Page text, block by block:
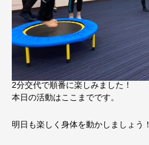
2分交代で順番に楽しみました！
本日の活動はここまでです。
明日も楽しく身体を動かしましょう！